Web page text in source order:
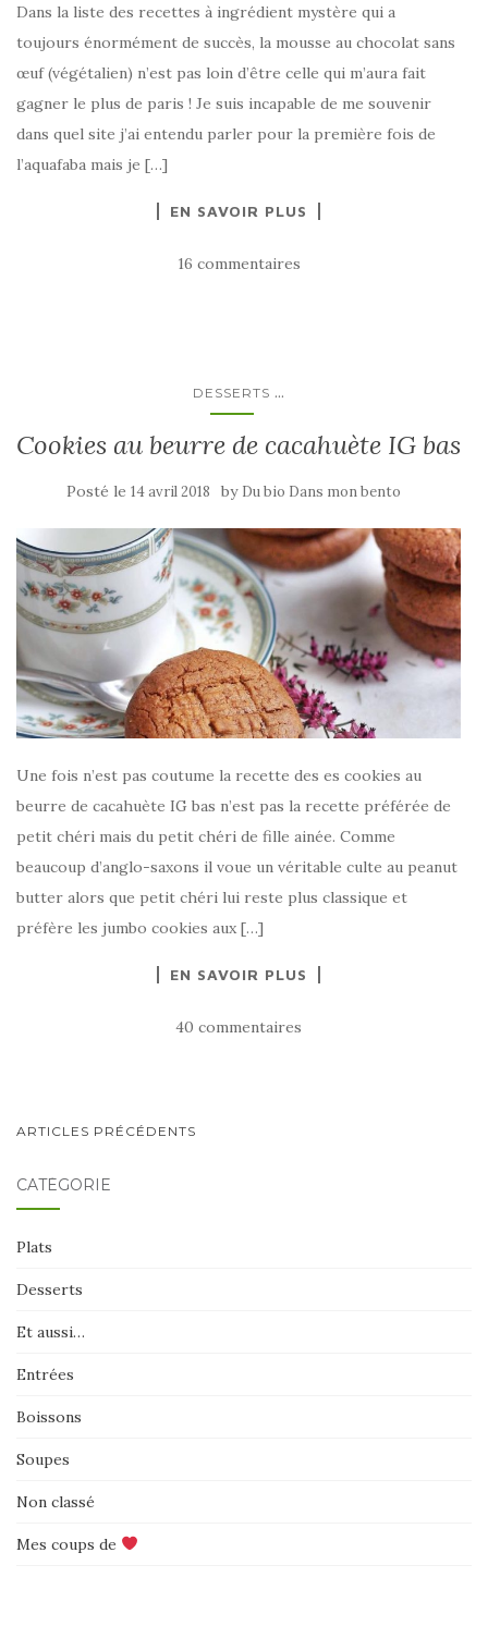
Dans la liste des recettes à ingrédient mystère qui a
toujours énormément de succès, la mousse au chocolat sans
œuf (végétalien) n’est pas loin d’être celle qui m’aura fait
gagner le plus de paris ! Je suis incapable de me souvenir
dans quel site j’ai entendu parler pour la première fois de
l’aquafaba mais je […]
EN SAVOIR PLUS
16 commentaires
DESSERTS ...
Cookies au beurre de cacahuète IG bas
Posté le 14 avril 2018 by Du bio Dans mon bento
Une fois n’est pas coutume la recette des es cookies au
beurre de cacahuète IG bas n’est pas la recette préférée de
petit chéri mais du petit chéri de fille ainée. Comme
beaucoup d’anglo-saxons il voue un véritable culte au peanut
butter alors que petit chéri lui reste plus classique et
préfère les jumbo cookies aux […]
EN SAVOIR PLUS
40 commentaires
NAVIGATION
SEIN
DES
ARTICLES
ARTICLES PRÉCÉDENTS
CATÉGORIE
Plats
Desserts
Et aussi…
Entrées
Boissons
Soupes
Non classé
Mes coups de